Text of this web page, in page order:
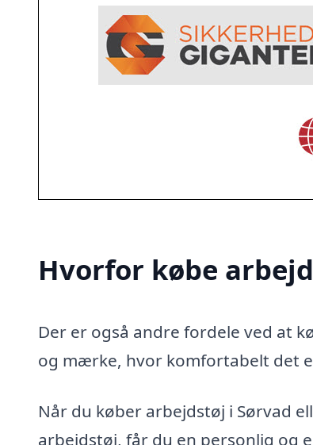
Hvorfor købe
Der er også andre fordele ved at
og mærke, hvor komfortabelt det
Når du køber arbejdstøj i Sørvad
arbejdstøj, får du en personlig og